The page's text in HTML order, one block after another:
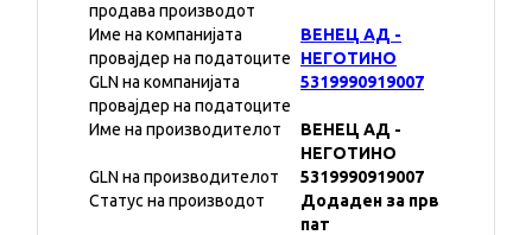
продава производот
Име на компанијата
провајдер на податоците
ВЕНЕЦ АД -
НЕГОТИНО
GLN на компанијата
провајдер на податоците
5319990919007
Име на производителот
ВЕНЕЦ АД -
НЕГОТИНО
GLN на производителот
5319990919007
Статус на производот
Додаден за прв
пат